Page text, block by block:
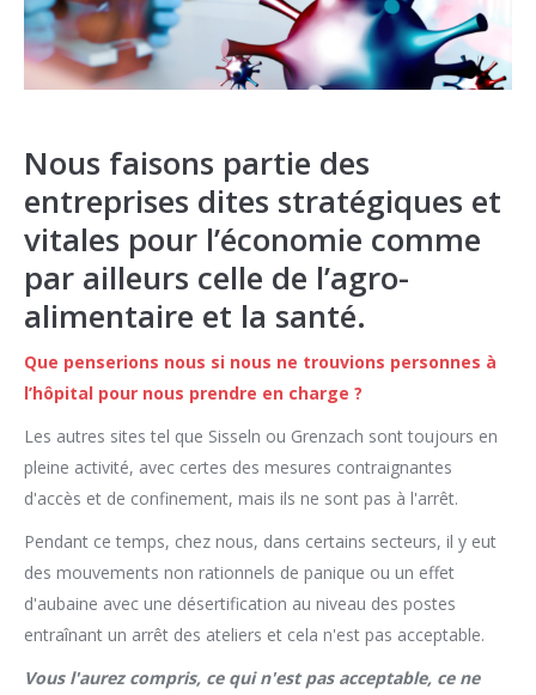
Nous faisons partie des
entreprises dites stratégiques et
vitales pour l’économie comme
par ailleurs celle de l’agro-
alimentaire et la santé.
Que penserions nous si nous ne trouvions personnes à
l’hôpital pour nous prendre en charge ?
Les autres sites tel que Sisseln ou Grenzach sont toujours en
pleine activité, avec certes des mesures contraignantes
d'accès et de confinement, mais ils ne sont pas à l'arrêt.
Pendant ce temps, chez nous, dans certains secteurs, il y eut
des mouvements non rationnels de panique ou un effet
d'aubaine avec une désertification au niveau des postes
entraînant un arrêt des ateliers et cela n'est pas acceptable.
Vous l'aurez compris, ce qui n'est pas acceptable, ce ne